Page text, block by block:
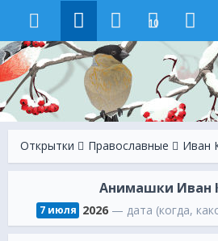
10
Открытки Православные Иван
Анимашки Иван
7 июля 2026 — дата (когда,